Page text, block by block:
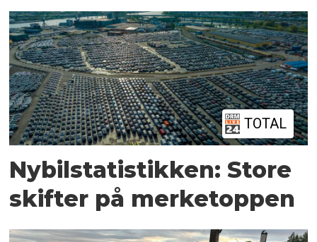
TOTAL
Nybilstatistikken: Store
skifter på merketoppen